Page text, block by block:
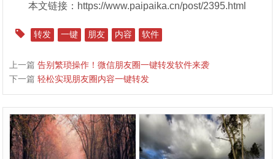
本文链接：https://www.paipaika.cn/post/2395.html
转发 一键 朋友 内容 软件
上一篇告别繁琐操作！微信朋友圈一键转发软件来袭
下一篇轻松实现朋友圈内容一键转发